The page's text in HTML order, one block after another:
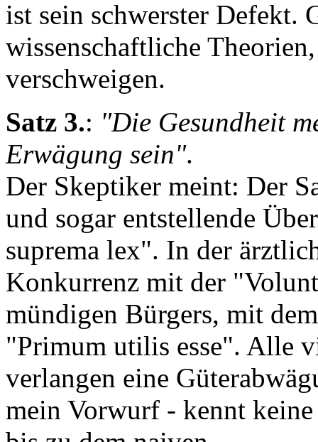
ist sein schwerster Defekt.
wissenschaftliche
verschweigen.
Satz 3.: "Die Gesundheit
Erwägung sein".
Der Skeptiker meint: Der
und sogar entstellende
suprema lex". In der
Konkurrenz mit der
mündigen Bürgers, mit
"Primum utilis esse". Alle
verlangen eine
mein Vorwurf - kennt